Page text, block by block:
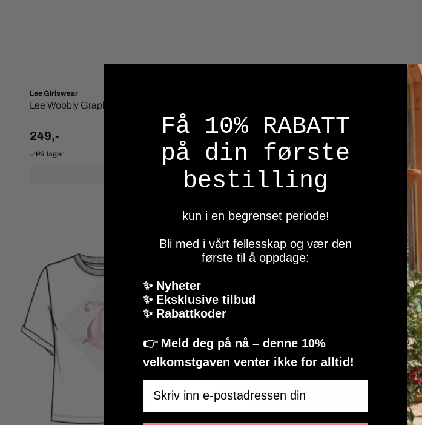
Lee Girlswear
Lee Wobbly Graphic Bright White
249,-
På lager
349,-
På lager
Kjøp
Få 10% RABATT
på din første
bestilling
kun i en begrenset periode!
Bli med i vårt fellesskap og vær den
første til å oppdage:
✨ Nyheter
✨ Eksklusive tilbud
✨ Rabattkoder
👉 Meld deg på nå – denne 10%
velkomstgaven venter ikke for alltid!